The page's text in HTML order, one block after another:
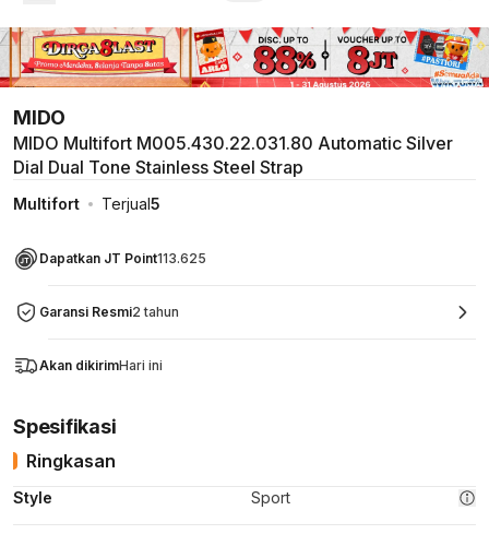
MIDO
MIDO Multifort M005.430.22.031.80 Automatic Silver
Dial Dual Tone Stainless Steel Strap
Multifort Terjual5
Dapatkan JT Point113.625
Garansi Resmi2 tahun
Akan dikirimHari ini
Spesifikasi
Ringkasan
Style Sport